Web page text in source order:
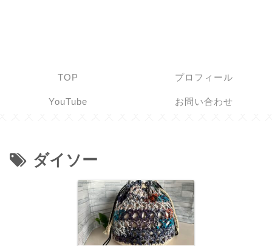
TOP プロフィール
YouTube お問い合わせ
ダイソー